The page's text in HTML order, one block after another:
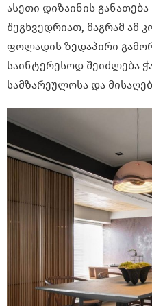
ასეთი დიზაინის
შეგხვედრიათ, მაგრამ ამ
ფოლადის ზედაპირი
საინტერესოდ შეიძლება
სამზარეულოსა და